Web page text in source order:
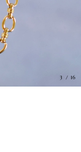
3 / 16